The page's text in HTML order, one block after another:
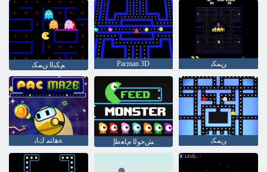
ﻢﻜﺒﻟﺍ ﻦﻤﻜﺑ Pacman 3D ﻦﻤﻜﺑ
ﺔﻫﺎﺘﻣ ﻙﺎﺑ ﺶﺣﻮﻟﺍ ﻡﺎﻌﻃﺇ ﻦﻤﻜﺑ